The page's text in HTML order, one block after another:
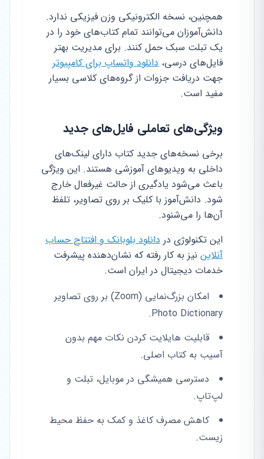
همچنین، نسخه الکترونیکی وزن فیزیکی ندارد.
دانش‌آموزان می‌توانند تمام کتاب‌های خود را در
یک تبلت سبک حمل کنند. برای مدیریت بهتر
فایل‌های درسی، دانلود واتساپ برای کامپیوتر
جهت دریافت جزوات از گروه‌های کلاسی بسیار
مفید است.
ویژگی‌های تعاملی فایل‌های جدید
برخی نسخه‌های جدید کتاب دارای لینک‌های
داخلی به ویدیوهای آموزشی هستند. این ویژگی
باعث می‌شود یادگیری از حالت غیرفعال خارج
شود. دانش‌آموز با کلیک بر روی تصاویر، تلفظ
آن‌ها را می‌شنود.
این تکنولوژی در دانلود بلوبانک و افتتاح حساب
آنلاین نیز به کار رفته که نشان‌دهنده پیشرفت
خدمات دیجیتال در ایران است.
امکان بزرگ‌نمایی (Zoom) بر روی تصاویر
Photo Dictionary.
قابلیت هایلایت کردن نکات مهم بدون
آسیب به کتاب اصلی.
دسترسی همیشگی در موبایل، تبلت و
لپ‌تاپ.
کاهش مصرف کاغذ و کمک به حفظ محیط
زیست.